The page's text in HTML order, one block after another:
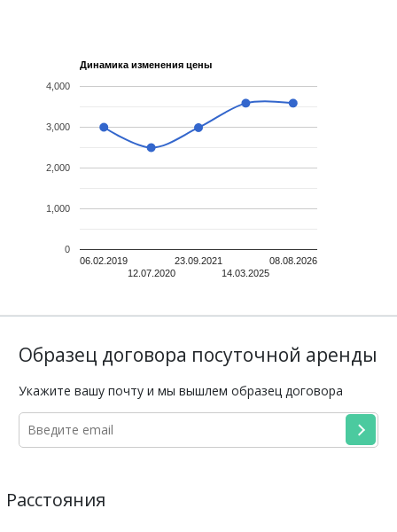
Динамика изменения цены
06.02.2019
12.07.2020
23.09.2021
14.03.2025
08.08.2026
0
1,000
2,000
3,000
4,000
Образец договора посуточной аренды
Укажите вашу почту и мы вышлем образец договора
Расстояния